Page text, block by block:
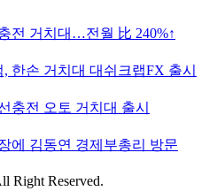
전 거치대…전월 比 240%↑
한손 거치대 대쉬크랩FX 출시
충전 오토 거치대 출시
에 김동연 경제부총리 방문
Right Reserved.